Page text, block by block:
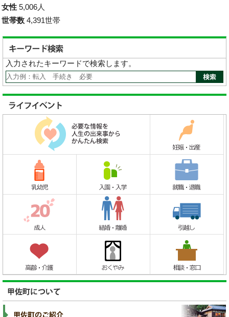
女性 5,006人
世帯数 4,391世帯
入力されたキーワードで検索します。